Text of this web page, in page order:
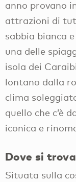
anno provano
attrazioni di
sabbia bianca
una delle
isola dei
lontano dalla
clima
quello che c’è
iconica e
Dove si
Situata sulla